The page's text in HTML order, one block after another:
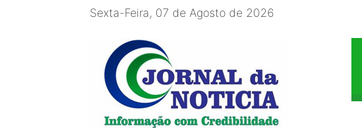
Sexta-Feira, 07 de Agosto de 2026